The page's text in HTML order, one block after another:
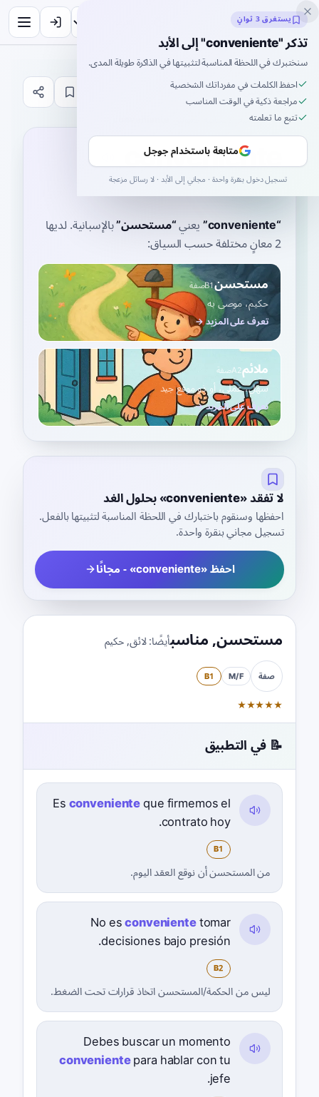
Inklingo
قاموس
الصفحة الرئيسية
conveniente
kohn-veh-nee-EN-teh kombeˈnjente
“
conveniente
”يعني“مستحسن”بالإسبانية. لديها
2 معانٍ مختلفة حسب السياق:
مستحسنB1صفة
حكيم، موصى به
تعرف على المزيد →
ملائمA2صفة
سهل، عملي، أو ذو موقع جيد
تعرف على المزيد →
لا تفقد «conveniente» بحلول الغد
احفظها وسنقوم باختبارك في اللحظة المناسبة لتثبيتها بالفعل.
تسجيل مجاني بنقرة واحدة.
احفظ «conveniente» - مجانًا
مستحسن,مناسبأيضًا:لائق,حكيم
صفة M/F
B1
★
★
★
★
★
📝 في التطبيق
Esconvenienteque firmemos el
contrato hoy.
B1
من المستحسن أن نوقع العقد اليوم.
No esconvenientetomar
decisiones bajo presión.
B2
ليس من الحكمة/المستحسن اتخاذ قرارات تحت الضغط.
Debes buscar un momento
convenientepara hablar con tu
jefe.
يستغرق 3 ثوانٍ
تذكر "conveniente" إلى الأبد
سنختبرك في اللحظة المناسبة لتثبيتها في الذاكرة طويلة المدى.
احفظ الكلمات في مفرداتك الشخصية
مراجعة ذكية في الوقت المناسب
تتبع ما تعلمته
متابعة باستخدام جوجل
تسجيل دخول بنقرة واحدة · مجاني إلى الأبد · لا رسائل مزعجة